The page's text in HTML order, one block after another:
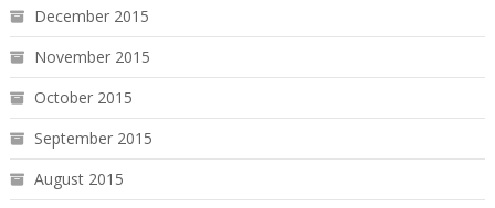
December 2015
November 2015
October 2015
September 2015
August 2015